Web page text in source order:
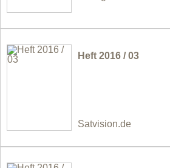
Heft 2016 / 03
Satvision.de